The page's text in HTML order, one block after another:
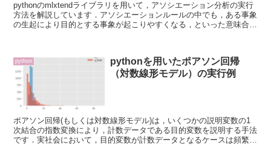
pythonのmlxtendライブラリを用いて，アソシエーション分析の実行
方法を解説しています．アソシエーションルールの中でも，ある事象
の生起により目的とする事象が起こりやすくなる，といった意味合い
python
pythonを用いたポアソン回帰
（対数線形モデル）の実行例
ポアソン回帰(もしくは対数線形モデル)は，いくつかの説明変数の1
次結合の指数変換により，計数データである目的変数を説明する手法
です．実社会において，目的変数が計数データとなるケースは頻繁に